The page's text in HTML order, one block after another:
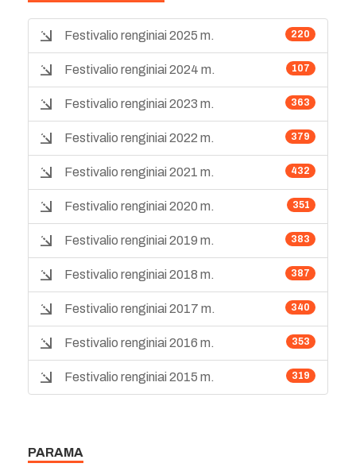
220
Festivalio renginiai 2025 m.
107
Festivalio renginiai 2024 m.
363
Festivalio renginiai 2023 m.
379
Festivalio renginiai 2022 m.
432
Festivalio renginiai 2021 m.
351
Festivalio renginiai 2020 m.
383
Festivalio renginiai 2019 m.
387
Festivalio renginiai 2018 m.
340
Festivalio renginiai 2017 m.
353
Festivalio renginiai 2016 m.
319
Festivalio renginiai 2015 m.
PARAMA